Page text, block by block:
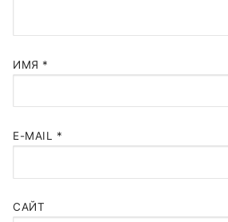
ИМЯ *
E-MAIL *
САЙТ